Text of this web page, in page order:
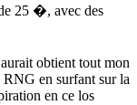
25 �, avec des
obtient tout mon
en surfant sur la
en ce los